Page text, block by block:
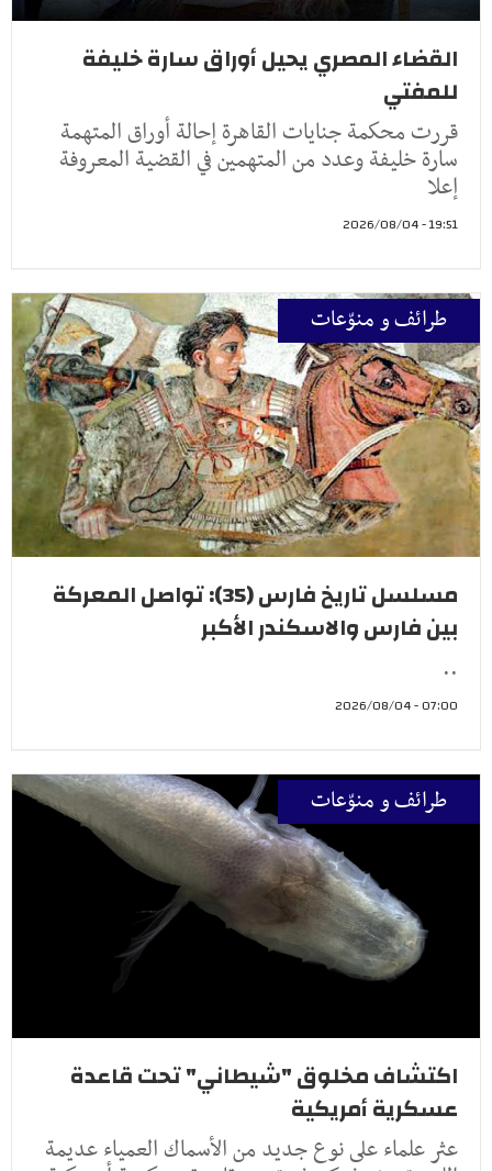
القضاء المصري يحيل أوراق سارة خليفة
للمفتي
قررت محكمة جنايات القاهرة إحالة أوراق المتهمة
سارة خليفة وعدد من المتهمين في القضية المعروفة
إعلا
19:51 - 2026/08/04
طرائف و منوّعات
مسلسل تاريخ فارس (35): تواصل المعركة
بين فارس والاسكندر الأكبر
..
07:00 - 2026/08/04
طرائف و منوّعات
اكتشاف مخلوق "شيطاني" تحت قاعدة
عسكرية أمريكية
عثر علماء على نوع جديد من الأسماك العمياء عديمة